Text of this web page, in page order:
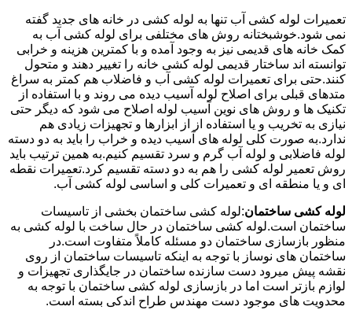
تعمیرات لوله کشی آب تنها به لوله کشی در خانه های جدید گفته
نمی شود.خوشبختانه روش های مختلفی برای لوله کشی آب به
کمک خانه های قدیمی نیز به وجود آمده و با کمترین هزینه و خرابی
توانسته اند ساختار قدیمی لوله کشی خانه را تغییر دهند و متحول
کنند.حتی برای تعمیرات لوله کشی آب و فاضلاب هم کمتر به سراغ
متدهای قبلی برای اصلاح لوله آسیب دیده می روند و با استفاده از
تکنیک ها و روش های نوین آسیب لوله اصلاح می شود که دیگر حتی
نیازی به تخریب و یا استفاده از از ابزارها و تجهیزات زیادی هم
ندارد.به صورت کلی لوله های آسیب دیده و خراب را باید به دو دسته
لوله فاضلابی و لوله آب گرم و سرد تقسیم کنیم.به همین ترتیب باید
روش تعمیر لوله کشی را هم به دو دسته تقسیم کرد.تعمیرات نقطه
ای و یا منطقه ای و تعمیرات کلی و اساسی لوله کشی آب.
لوله کشی ساختمان:لوله کشی ساختمان بخشی از تاسیسات
ساختمان است.لوله کشی ساختمان در حال ساخت با لوله کشی به
منظور بازسازی ساختمان دو مسئله کاملاً متفاوت است.در
ساختمان های نوساز با توجه به اینکه تاسیسات ساختمان از روی
نقشه پیش میرود دست سازنده ساختمان در جایگذاری تجهیزات و
لوازم بازتر است اما در بازسازی لوله کشی ساختمان با توجه به
محدویت های موجود دست مهندس طراح اندکی بسته است.